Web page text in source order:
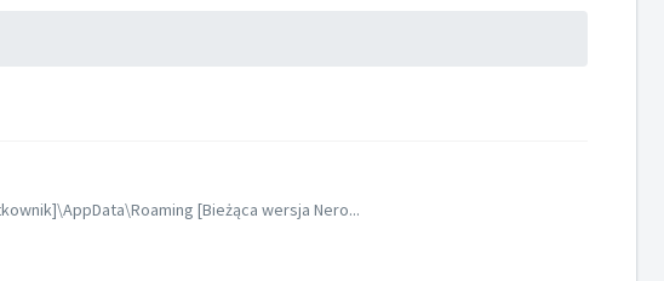
[Bieżąca wersja Nero...